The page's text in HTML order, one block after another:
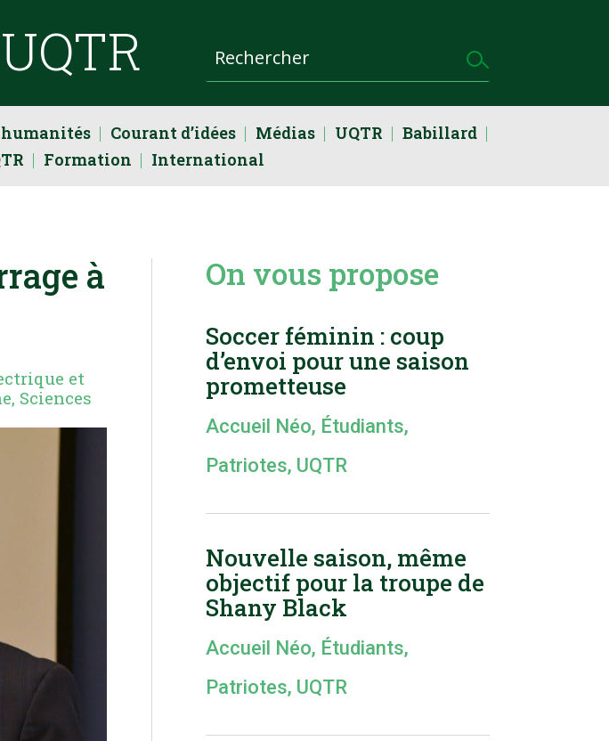
UQTR
humanités Courant d’idées Médias UQTR
Babillard
Formation International
à
et
, Sciences
On vous propose
Soccer féminin : coup
d’envoi pour une saison
prometteuse
Accueil Néo, Étudiants,
Patriotes, UQTR
Nouvelle saison, même
objectif pour la troupe de
Shany Black
Accueil Néo, Étudiants,
Patriotes, UQTR